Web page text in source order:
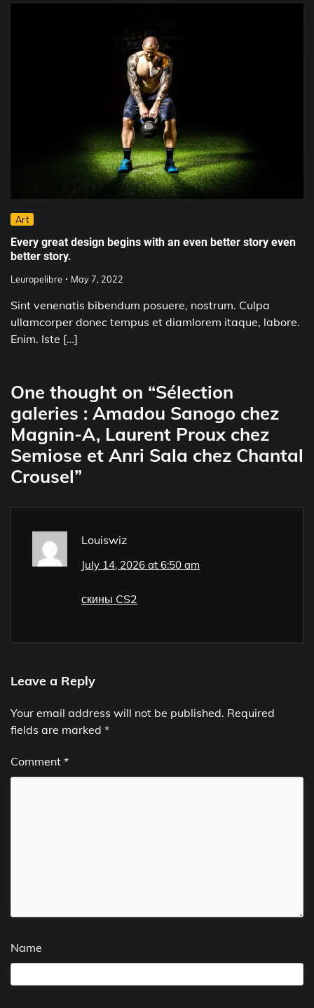
Art
Every great design begins with an even better story even
better story.
Leuropelibre May 7, 2022
Sint venenatis bibendum posuere, nostrum. Culpa
ullamcorper donec tempus et diamlorem itaque, labore.
Enim. Iste […]
One thought on “Sélection
galeries : Amadou Sanogo chez
Magnin-A, Laurent Proux chez
Semiose et Anri Sala chez Chantal
Crousel”
Louiswiz
July 14, 2026 at 6:50 am
скины CS2
Leave a Reply
Your email address will not be published. Required
fields are marked *
Comment *
Name